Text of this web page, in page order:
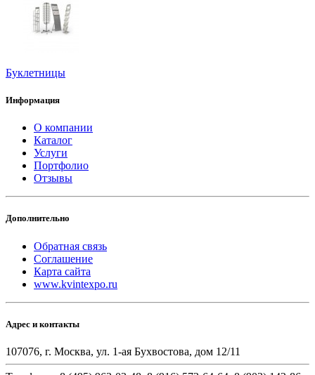
Буклетницы
Информация
О компании
Каталог
Услуги
Портфолио
Отзывы
Дополнительно
Обратная связь
Соглашение
Карта сайта
www.kvintexpo.ru
Адрес и контакты
107076, г. Москва, ул. 1-ая Бухвостова, дом 12/11